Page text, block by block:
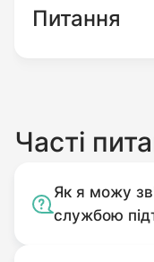
продуктивним
Питання
Часті
Як я можу
службою